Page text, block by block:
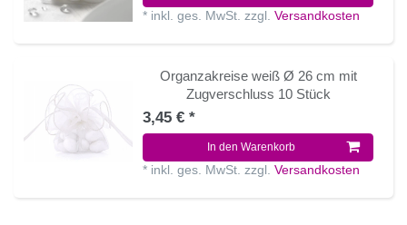
* inkl. ges. MwSt. zzgl.Versandkosten
Organzakreise weiß Ø 26 cm mit
Zugverschluss 10 Stück
3,45 € *
In den Warenkorb
* inkl. ges. MwSt. zzgl.Versandkosten